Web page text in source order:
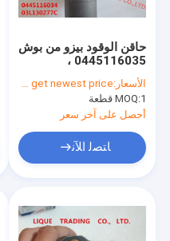
حاقن الوقود بيزو من بوش
0445116035 ،
116035 ، 0445
116034 لشركة فولكس
فاجن 03L130277C
الأسعار:Please contact us to get newest price.
MOQ:1 قطعة
أحصل على آخر سعر
ﺎﺘﺼﻟ ﺍﻶﻧ